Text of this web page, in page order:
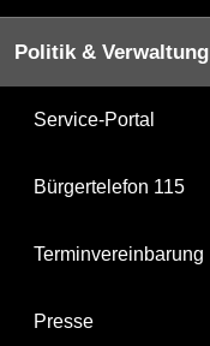
Politik & Verwaltung
Service-Portal
Bürgertelefon 115
Terminvereinbarung
Presse